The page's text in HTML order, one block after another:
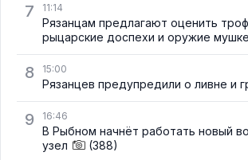
7 11:14
Рязанцам предлагают оценить
рыцарские доспехи и оружие
8 15:00
Рязанцев предупредили о ливне и
9 16:46
В Рыбном начнёт работать новый
узел
(388)